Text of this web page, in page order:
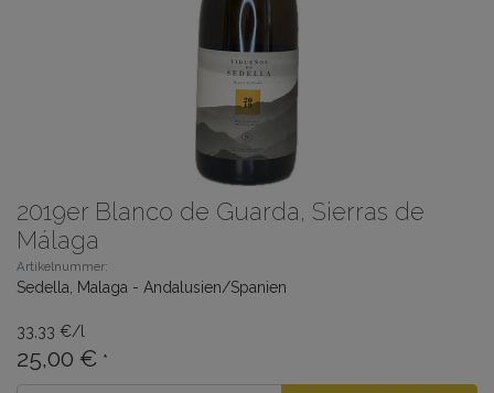
2019er Blanco de Guarda, Sierras de
Málaga
Artikelnummer:
Sedella, Malaga - Andalusien/Spanien
33,33 €/l
25,00 € *